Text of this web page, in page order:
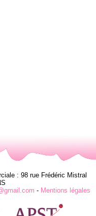
: 98 rue Frédéric Mistral
- Mentions légales